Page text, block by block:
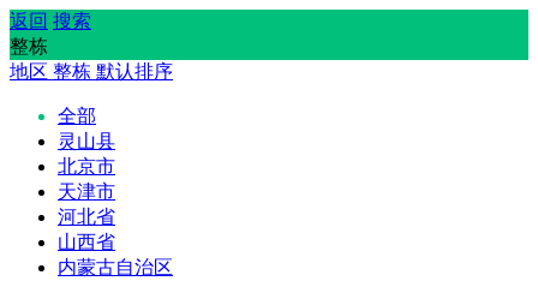
返回 搜索
整栋
地区 整栋 默认排序
全部
灵山县
北京市
天津市
河北省
山西省
内蒙古自治区